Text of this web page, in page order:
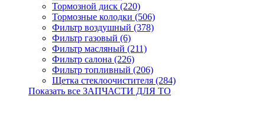
Тормозной диск (220)
Тормозные колодки (506)
Фильтр воздушный (378)
Фильтр газовый (6)
Фильтр масляный (211)
Фильтр салона (226)
Фильтр топливный (206)
Щетка стеклоочистителя (284)
Показать все ЗАПЧАСТИ ДЛЯ ТО